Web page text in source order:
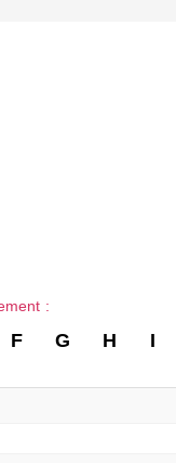
:
F G H I